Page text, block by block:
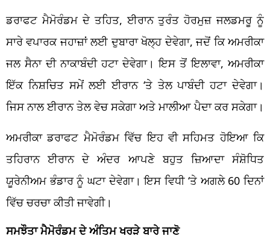
ਡਰਾਫਟ ਮੈਮੋਰੰਡਮ ਦੇ ਤਹਿਤ, ਈਰਾਨ ਤੁਰੰਤ ਹੋਰਮੁਜ਼ ਜਲਡਮਰੂ ਨੂੰ
ਸਾਰੇ ਵਪਾਰਕ ਜਹਾਜ਼ਾਂ ਲਈ ਦੁਬਾਰਾ ਖੋਲ੍ਹ ਦੇਵੇਗਾ, ਜਦੋਂ ਕਿ ਅਮਰੀਕਾ
ਜਲ ਸੈਨਾ ਦੀ ਨਾਕਾਬੰਦੀ ਹਟਾ ਦੇਵੇਗਾ। ਇਸ ਤੋਂ ਇਲਾਵਾ, ਅਮਰੀਕਾ
ਇੱਕ ਨਿਸ਼ਚਿਤ ਸਮੇਂ ਲਈ ਈਰਾਨ ‘ਤੇ ਤੇਲ ਪਾਬੰਦੀ ਹਟਾ ਦੇਵੇਗਾ।
ਜਿਸ ਨਾਲ ਈਰਾਨ ਤੇਲ ਵੇਚ ਸਕੇਗਾ ਅਤੇ ਮਾਲੀਆ ਪੈਦਾ ਕਰ ਸਕੇਗਾ।
ਅਮਰੀਕਾ ਡਰਾਫਟ ਮੈਮੋਰੰਡਮ ਵਿੱਚ ਇਹ ਵੀ ਸਹਿਮਤ ਹੋਇਆ ਕਿ
ਤਹਿਰਾਨ ਈਰਾਨ ਦੇ ਅੰਦਰ ਆਪਣੇ ਬਹੁਤ ਜ਼ਿਆਦਾ ਸੰਸ਼ੋਧਿਤ
ਯੂਰੇਨੀਅਮ ਭੰਡਾਰ ਨੂੰ ਘਟਾ ਦੇਵੇਗਾ। ਇਸ ਵਿਧੀ ‘ਤੇ ਅਗਲੇ 60 ਦਿਨਾਂ
ਵਿੱਚ ਚਰਚਾ ਕੀਤੀ ਜਾਵੇਗੀ।
ਸਮਝੌਤਾ ਮੈਮੋਰੰਡਮ ਦੇ ਅੰਤਿਮ ਖਰੜੇ ਬਾਰੇ ਜਾਣੋ